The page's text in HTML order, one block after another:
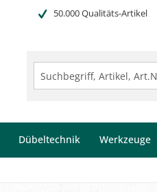
50.000 Qualitäts-Artikel
Dübeltechnik Werkzeuge